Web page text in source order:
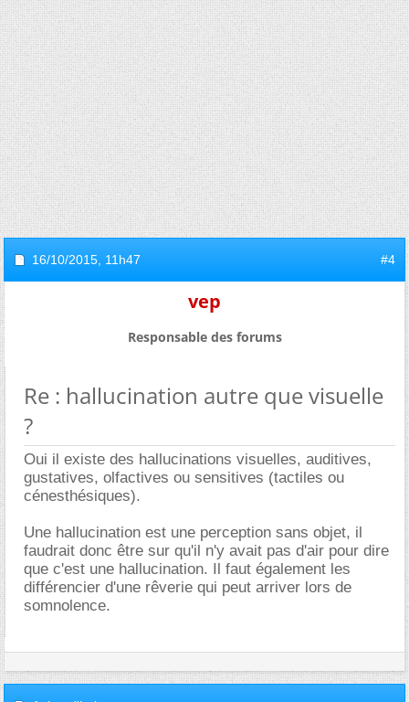
16/10/2015, 11h47 #4
vep
Responsable des forums
Re : hallucination autre que visuelle
?
Oui il existe des hallucinations visuelles, auditives,
gustatives, olfactives ou sensitives (tactiles ou
cénesthésiques).
Une hallucination est une perception sans objet, il
faudrait donc être sur qu'il n'y avait pas d'air pour dire
que c'est une hallucination. Il faut également les
différencier d'une rêverie qui peut arriver lors de
somnolence.